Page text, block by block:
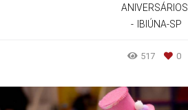
ANIVERSÁRIOS
IBIÚNA-SP
517 0